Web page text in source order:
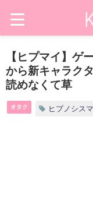
【ヒプマイ】ゲ
から新キャラク
読めなくて草
オタク ヒプノシス